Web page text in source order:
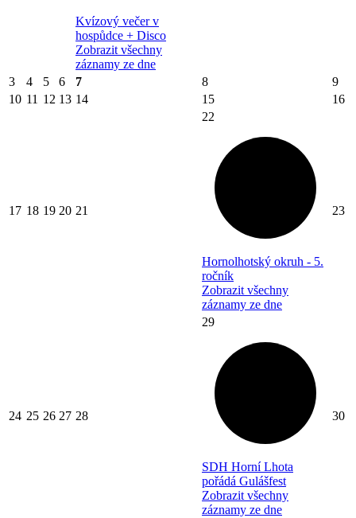
Kvízový večer v
hospůdce + Disco
Zobrazit všechny
záznamy ze dne
3 4 5 6 7 8
9
10 11 12 13 14 15 16
17 18 19 20 21
22
Hornolhotský okruh - 5.
ročník
Zobrazit všechny
záznamy ze dne
23
24 25 26 27 28
29
SDH Horní Lhota
pořádá Gulášfest
Zobrazit všechny
záznamy ze dne
30